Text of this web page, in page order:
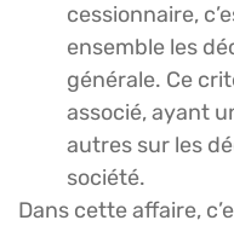
cessionnaire,
ensemble les
générale. Ce
associé, ayant
autres sur les
société.
Dans cette affaire,